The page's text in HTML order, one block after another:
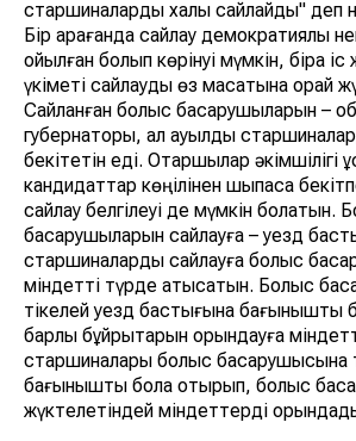
старшиналарды халық сайлайды" деп
Бір қарағанда сайлау демократиялық
қойылған болып көрінуі мүмкін, бірақ
үкіметі сайлауды өз мақсатына орай
Сайланған болыс басқарушыларын –
губернаторы, ал ауылдық
бекітетін еді. Отаршылар әкімшілігі
кандидаттар көңілінен шықпаса
сайлау белгілеуі де мүмкін болатын.
басқарушыларын сайлауға – уезд
старшиналарды сайлауға болыс
міндетті түрде қатысатын. Болыс
тікелей уезд бастығына бағынышты
барлық бұйрықтарын орындауға
старшиналары болыс басқарушысына
бағынышты бола отырып, болыс
жүктелетіндей міндеттерді